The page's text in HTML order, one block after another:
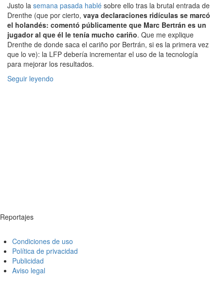
Justo la semana pasada hablé sobre ello tras la brutal entrada de
Drenthe (que por cierto, vaya declaraciones ridículas se marcó
el holandés: comentó públicamente que Marc Bertrán es un
jugador al que él le tenía mucho cariño. Que me explique
Drenthe de donde saca el cariño por Bertrán, si es la primera vez
que lo ve): la LFP debería incrementar el uso de la tecnología
para mejorar los resultados.
Seguir leyendo
Reportajes
Condiciones de uso
Política de privacidad
Publicidad
Aviso legal